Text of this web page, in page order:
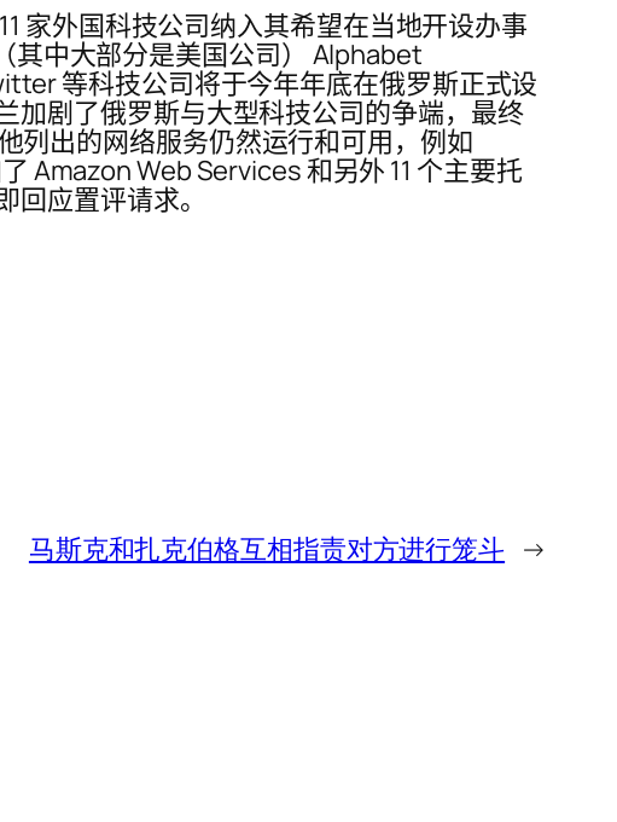
家外国科技公司纳入其希望在当地开设办事
其中大部分是美国公司） Alphabet
等科技公司将于今年年底在俄罗斯正式设
加剧了俄罗斯与大型科技公司的争端，最终
列出的网络服务仍然运行和可用，例如
Amazon Web Services 和另外 11 个主要托
应置评请求。
马斯克和扎克伯格互相指责对方进行笼斗 →